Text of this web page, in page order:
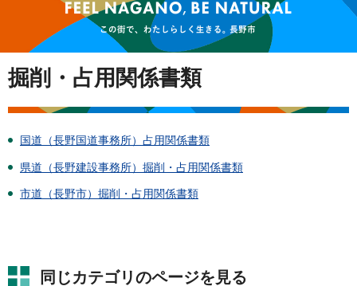
掘削・占用関係書類
国道（長野国道事務所）占用関係書類
県道（長野建設事務所）掘削・占用関係書類
市道（長野市）掘削・占用関係書類
同じカテゴリのページを見る